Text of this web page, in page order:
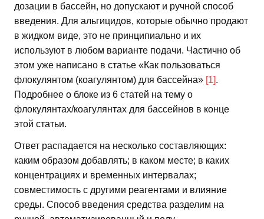
дозации в бассейн, но допускают и ручной способ
введения. Для альгицидов, которые обычно продают
в жидком виде, это не принципиально и их
используют в любом варианте подачи. Частично об
этом уже написано в статье «Как пользоваться
флокулянтом (коагулянтом) для бассейна» [1].
Подробнее о блоке из 6 статей на тему о
флокулянтах/коагулянтах для бассейнов в конце
этой статьи.
Ответ распадается на несколько составляющих:
каким образом добавлять; в каком месте; в каких
концентрациях и временных интервалах;
совместимость с другими реагентами и влияние
среды. Способ введения средства разделим на